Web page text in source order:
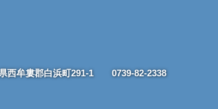
西牟婁郡白浜町291-1 0739-82-2338